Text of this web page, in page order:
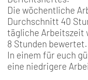
Die wöchentliche
Durchschnitt 40
tägliche Arbeitszeit
8 Stunden bewertet.
In einem für euch
eine niedrigere